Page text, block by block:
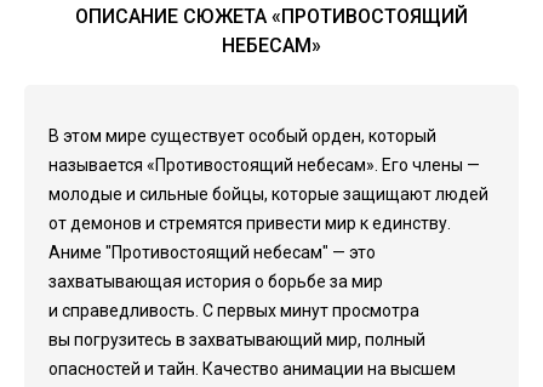
ОПИСАНИЕ СЮЖЕТА «ПРОТИВОСТОЯЩИЙ
НЕБЕСАМ»
В этом мире существует особый орден, который
называется «Противостоящий небесам». Его члены —
молодые и сильные бойцы, которые защищают людей
от демонов и стремятся привести мир к единству.
Аниме "Противостоящий небесам" — это
захватывающая история о борьбе за мир
и справедливость. С первых минут просмотра
вы погрузитесь в захватывающий мир, полный
опасностей и тайн. Качество анимации на высшем